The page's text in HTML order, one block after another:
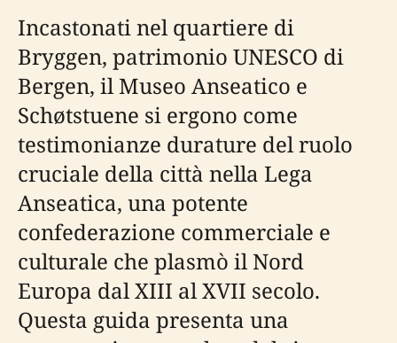
Incastonati nel quartiere di
Bryggen, patrimonio UNESCO di
Bergen, il Museo Anseatico e
Schøtstuene si ergono come
testimonianze durature del ruolo
cruciale della città nella Lega
Anseatica, una potente
confederazione commerciale e
culturale che plasmò il Nord
Europa dal XIII al XVII secolo.
Questa guida presenta una